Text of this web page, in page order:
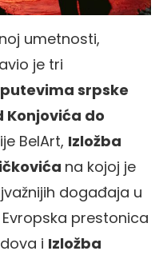
umetnosti,
je tri
putevima srpske
Konjovića do
BelArt, Izložba
na kojoj je
događaja u
prestonica
i Izložba